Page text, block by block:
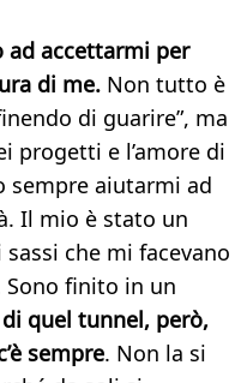
ad accettarmi per
di me. Non tutto è
di guarire”, ma
progetti e l’amore di
sempre aiutarmi ad
Il mio è stato un
che mi facevano
finito in un
quel tunnel, però,
sempre. Non la si